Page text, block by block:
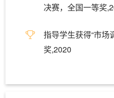
决赛，全国一等奖
指导学生获得“市场
奖,2020